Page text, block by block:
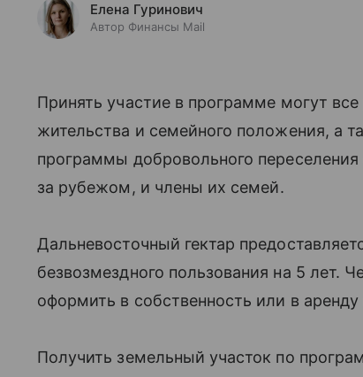
Елена Гуринович
Автор Финансы Mail
Принять участие в программе могут
жительства и семейного положения, а
программы добровольного
за рубежом, и члены их семей.
Дальневосточный гектар
безвозмездного пользования на 5 лет.
оформить в собственность или в
Получить земельный участок по